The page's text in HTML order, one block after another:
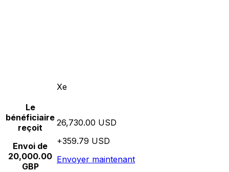
Xe
Le
bénéficiaire
reçoit
Envoi de
20,000.00
GBP
26,730.00 USD
+359.79 USD
Envoyer maintenant